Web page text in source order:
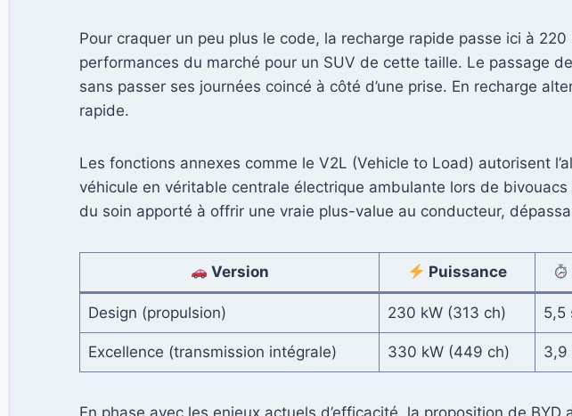
Pour craquer un peu plus le code, la recharge rapide passe ici à
performances du marché pour un SUV de cette taille. Le passage
sans passer ses journées coincé à côté d’une prise. En recharge
rapide.
Les fonctions annexes comme le V2L (Vehicle to Load) autorisent
véhicule en véritable centrale électrique ambulante lors de
du soin apporté à offrir une vraie plus-value au conducteur,
Version Puissance
Design (propulsion) 230 kW (313 ch) 5,5
Excellence (transmission intégrale) 330 kW (449 ch) 3,9